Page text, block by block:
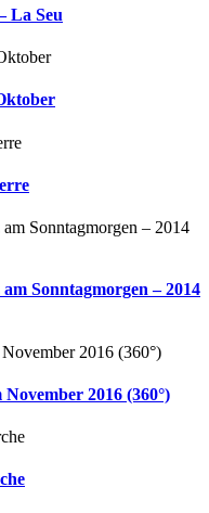
La Seu
Sonntagmorgen – 2014
2016 (360°)